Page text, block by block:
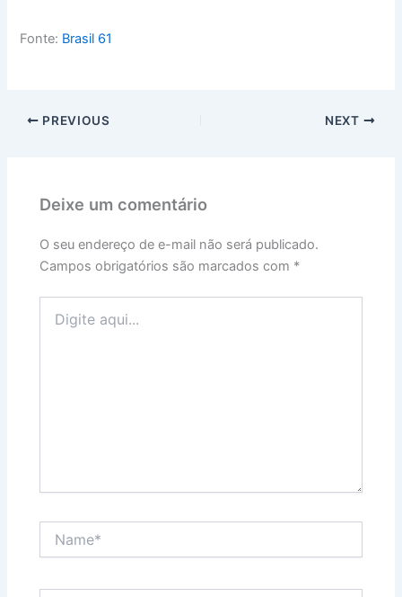
Fonte: Brasil 61
PREVIOUS NEXT
Deixe um comentário
O seu endereço de e-mail não será publicado.
Campos obrigatórios são marcados com *
aqui...